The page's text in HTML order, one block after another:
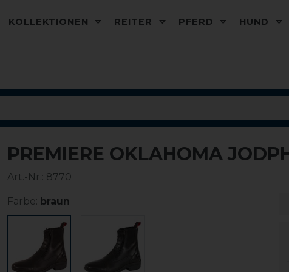
KOLLEKTIONEN REITER PFERD HUND
PREMIERE OKLAHOMA
Art.-Nr.: 8770
Farbe: braun